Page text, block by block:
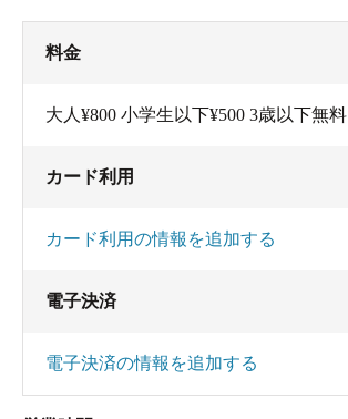
料金
大人¥800 小学生以下¥500 3歳以下無料
カード利用
カード利用の情報を追加する
電子決済
電子決済の情報を追加する